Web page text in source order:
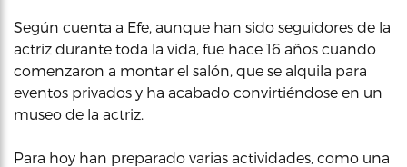
Según cuenta a Efe, aunque han sido seguidores de la
actriz durante toda la vida, fue hace 16 años cuando
comenzaron a montar el salón, que se alquila para
eventos privados y ha acabado convirtiéndose en un
museo de la actriz.
Para hoy han preparado varias actividades, como una